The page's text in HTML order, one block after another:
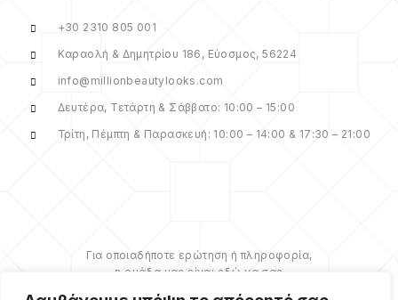
+30 2310 805 001
Καραολή & Δημητρίου 186, Εύοσμος, 56224
info@millionbeautylooks.com
Δευτέρα, Τετάρτη & Σάββατο: 10:00 – 15:00
Τρίτη, Πέμπτη & Παρασκευή: 10:00 – 14:00 & 17:30 – 21:00
Για οποιαδήποτε ερώτηση ή πληροφορία,
η ομάδα μας είναι εδώ να σας